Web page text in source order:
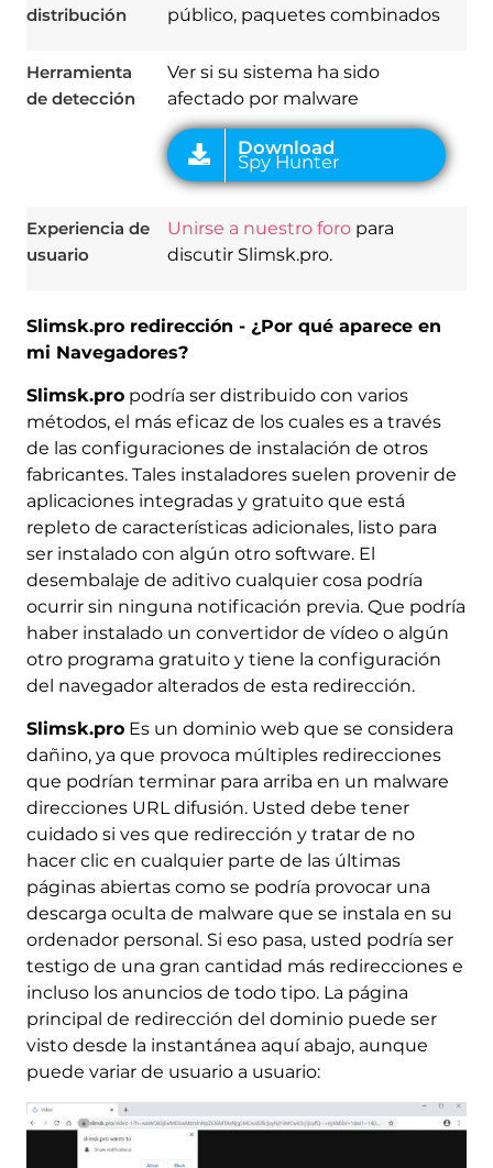
distribución
público, paquetes combinados
Herramienta
de detección
Ver si su sistema ha sido
afectado por malware
Experiencia de
usuario
Unirse a nuestro foropara
discutir Slimsk.pro.
Slimsk.pro redirección - ¿Por qué aparece en
mi Navegadores?
Slimsk.propodría ser distribuido con varios
métodos, el más eficaz de los cuales es a través
de las configuraciones de instalación de otros
fabricantes. Tales instaladores suelen provenir de
aplicaciones integradas y gratuito que está
repleto de características adicionales, listo para
ser instalado con algún otro software. El
desembalaje de aditivo cualquier cosa podría
ocurrir sin ninguna notificación previa. Que podría
haber instalado un convertidor de vídeo o algún
otro programa gratuito y tiene la configuración
del navegador alterados de esta redirección.
Slimsk.proEs un dominio web que se considera
dañino, ya que provoca múltiples redirecciones
que podrían terminar para arriba en un malware
direcciones URL difusión. Usted debe tener
cuidado si ves que redirección y tratar de no
hacer clic en cualquier parte de las últimas
páginas abiertas como se podría provocar una
descarga oculta de malware que se instala en su
ordenador personal. Si eso pasa, usted podría ser
testigo de una gran cantidad más redirecciones e
incluso los anuncios de todo tipo. La página
principal de redirección del dominio puede ser
visto desde la instantánea aquí abajo, aunque
puede variar de usuario a usuario: